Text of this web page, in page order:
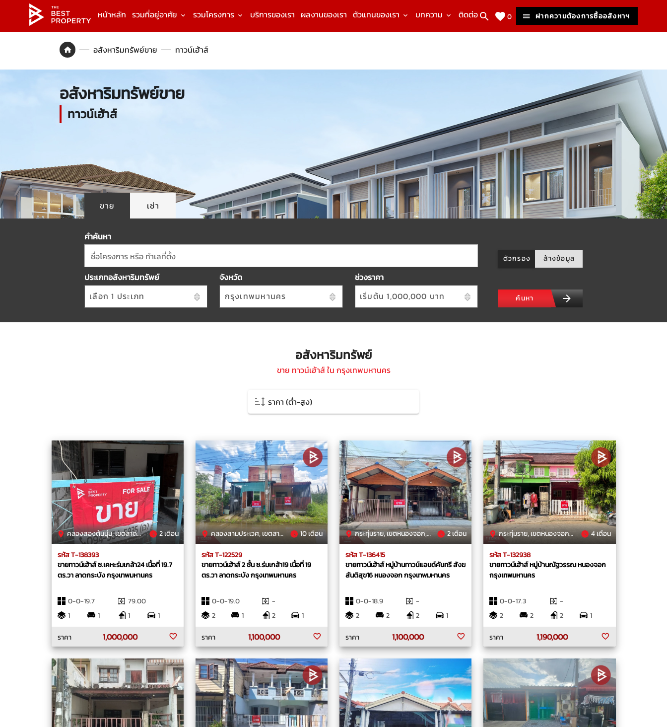
หน้าหลัก รวมที่อยู่อาศัย รวมโครงการ บริการของเรา ผลงานของเรา ตัวแทนของเรา บทความ ติดต่อเรา 0 ฝากความต้องการซื้ออสังหาฯ
อสังหาริมทรัพย์ขาย ทาวน์เฮ้าส์
อสังหาริมทรัพย์ขาย
ทาวน์เฮ้าส์
ขาย เช่า
คำค้นหา
ชื่อโครงการ หรือ ทำเลที่ตั้ง
ประเภทอสังหาริมทรัพย์
เลือก 1 ประเภท
จังหวัด
กรุงเทพมหานคร
ช่วงราคา
เริ่มต้น 1,000,000 บาท
ตัวกรอง ล้างข้อมูล
ค้นหา
อสังหาริมทรัพย์
ขาย ทาวน์เฮ้าส์ ใน กรุงเทพมหานคร
ราคา (ต่ำ-สูง)
คลองสองต้นนุ่น, เขตลาดกระบัง, กรุงเทพมหานคร 2 เดือน
รหัส T-138393
ขายทาวน์เฮ้าส์ ซ.เคหะร่มเกล้า24 เนื้อที่ 19.7
ตร.วา ลาดกระบัง กรุงเทพมหานคร
0-0-19.7
79.00
1
1 1
1
ราคา
1,000,000
คลองสามประเวศ, เขตลาดกระบัง, กรุงเทพมหานคร 10 เดือน
รหัส T-122529
ขายทาวน์เฮ้าส์ 2 ชั้น ซ.ร่มเกล้า19 เนื้อที่ 19
ตร.วา ลาดกระบัง กรุงเทพมหานคร
0-0-19.0
-
2
1 2
1
ราคา
1,100,000
กระทุ่มราย, เขตหนองจอก, กรุงเทพมหานคร 2 เดือน
รหัส T-136415
ขายทาวน์เฮ้าส์ หมู่บ้านทาวน์แอนด์คันทรี สังฆ
สันติสุข16 หนองจอก กรุงเทพมหานคร
0-0-18.9
-
2
2 2
1
ราคา
1,100,000
กระทุ่มราย, เขตหนองจอก, กรุงเทพมหานคร 4 เดือน
รหัส T-132938
ขายทาวน์เฮ้าส์ หมู่บ้านณัฐวรรณ หนองจอก
กรุงเทพมหานคร
0-0-17.3
-
2
2 2
1
ราคา
1,190,000